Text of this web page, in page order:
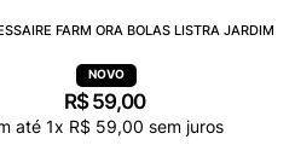
FARM ORA BOLAS LISTRA JARDIM
R$59,00
até 1x R$ 59,00 sem juros